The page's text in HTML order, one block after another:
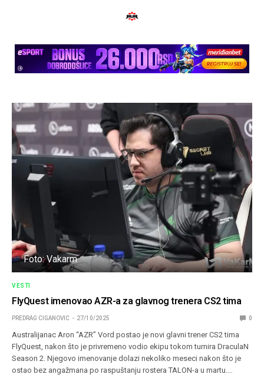
Foto: Vakarm
VESTI
FlyQuest imenovao AZR-a za glavnog trenera CS2 tima
PREDRAG CIGANOVIC 27/10/2025 0
Australijanac Aron “AZR” Vord postao je novi glavni trener CS2 tima
FlyQuest, nakon što je privremeno vodio ekipu tokom turnira DraculaN
Season 2. Njegovo imenovanje dolazi nekoliko meseci nakon što je
ostao bez angažmana po raspuštanju rostera TALON-a u martu.…